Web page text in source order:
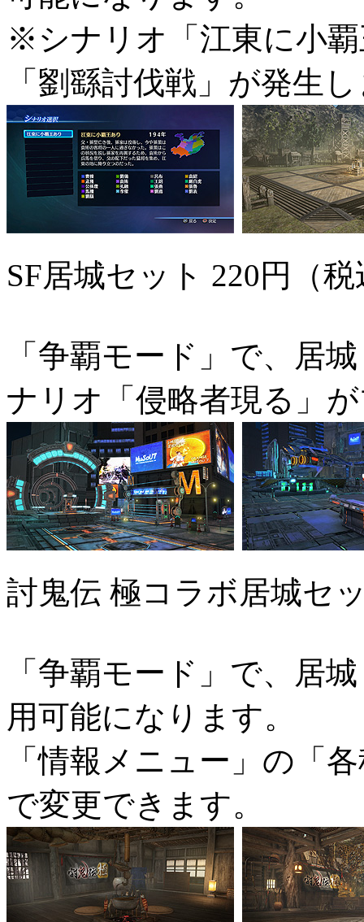
※シナリオ「江東に小
「劉繇討伐戦」が発生
SF居城セット 220円（
「争覇モード」で、居
ナリオ「侵略者現る」
討鬼伝 極コラボ居城セ
「争覇モード」で、居
用可能になります。
「情報メニュー」の「
で変更できます。